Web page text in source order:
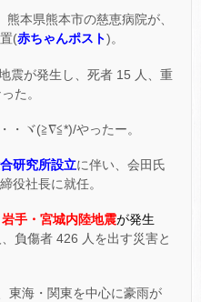
本県熊本市の慈恵病院が、
(赤ちゃんポスト)。
震が発生し、死者 15 人、重
た。
・・ヾ(≧∇≦*)/やったー。
研究所設立に伴い、会田氏
役社長に就任。
岩手・宮城内陸地震が発生
負傷者 426 人を出す災害と
東海・関東を中心に豪雨が